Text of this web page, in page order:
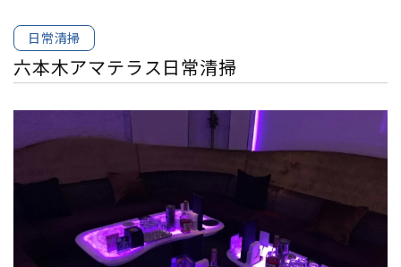
日常清掃
六本木アマテラス日常清掃